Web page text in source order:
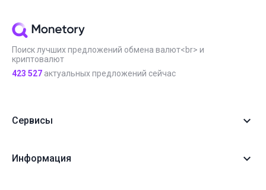
Поиск лучших предложений обмена валют<br> и
криптовалют
423 527 актуальных предложений сейчас
Сервисы
Информация